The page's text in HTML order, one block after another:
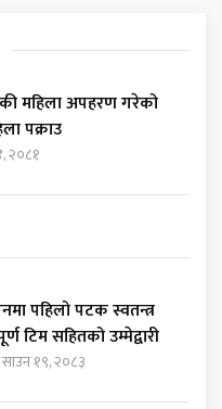
महिला अपहरण गरेको
पक्राउ
२०८१
पहिलो पटक स्वतन्त्र
टिम सहितको उम्मेद्वारी
१९, २०८३